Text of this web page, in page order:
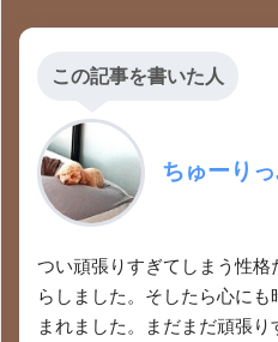
この記事を書いた人
ちゅーり
つい頑張りすぎてしまう性
らしました。そしたら心に
まれました。まだまだ頑張